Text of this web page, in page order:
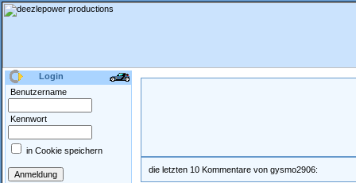
Login
Benutzername
Kennwort
in Cookie speichern
die letzten 10 Kommentare von gysmo2906: